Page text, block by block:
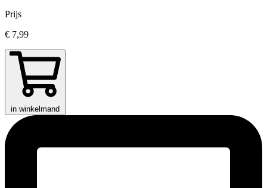
Prijs
€ 7,99
in winkelmand